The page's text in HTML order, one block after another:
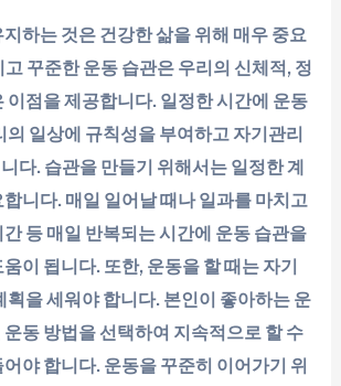
하는 것은 건강한 삶을 위해 매우 중요
꾸준한 운동 습관은 우리의 신체적, 정
이점을 제공합니다. 일정한 시간에 운동
의 일상에 규칙성을 부여하고 자기관리
다. 습관을 만들기 위해서는 일정한 계
니다. 매일 일어날 때나 일과를 마치고
등 매일 반복되는 시간에 운동 습관을
이 됩니다. 또한, 운동을 할 때는 자기
획을 세워야 합니다. 본인이 좋아하는 운
동 방법을 선택하여 지속적으로 할 수
야 합니다. 운동을 꾸준히 이어가기 위